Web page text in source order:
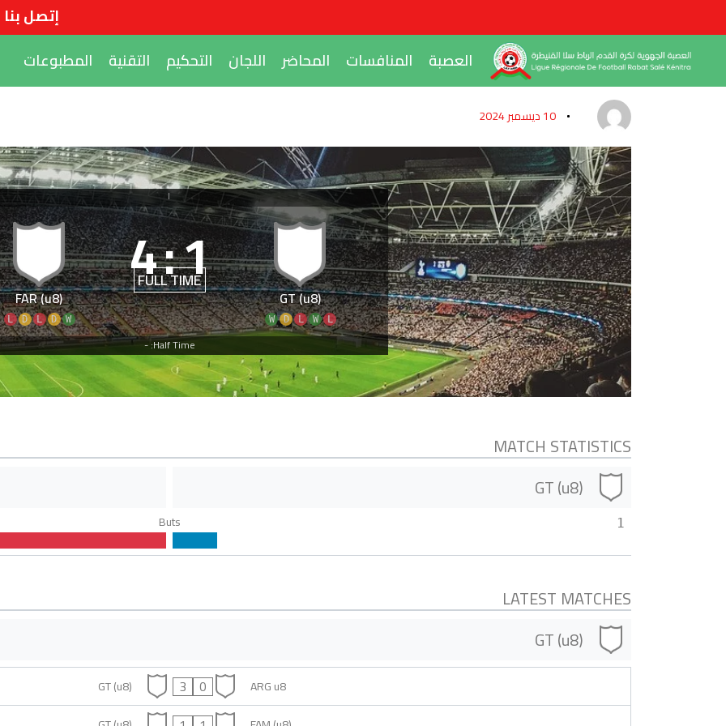
إتصل بنا
العصبة
المنافسات المحاضر اللجان التحكيم التقنية المطبوعات
10 ديسمبر 2024
|
GT (u8)
L
W
L
D
W
1
:
4
FULL TIME
FAR (u8)
W
D
L
D
L
Half Time: -
MATCH STATISTICS
GT (u8)
1
Buts
LATEST MATCHES
GT (u8)
GT (u8) 3 0
ARG u8